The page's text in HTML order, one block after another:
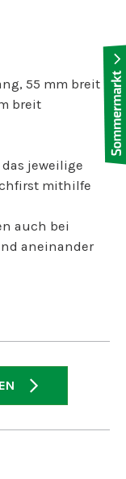
55 mm breit
breit
jeweilige
mithilfe
auch bei
aneinander